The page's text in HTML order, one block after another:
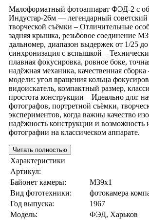
Малоформатный фотоаппарат ФЭД-2 с
Индустар-26м — легендарный советский
творческой съёмки – Отличительные
задняя крышка, резьбовое соединение
дальномер, диапазон выдержек от 1/25
синхронизация с вспышкой –
плавная фокусировка, ровное боке,
надёжная механика, качественная
модели: угол вращения кольца
видоискатель, компактный размер,
простота конструкции – Идеально для:
фотографов, портретной съёмки,
экспериментов, когда важны качество
надёжность конструкции и возможность
фотографии на классическом аппарате.
Читать полностью
Характеристики
Артикул:
Байонет камеры:
M39x1
Вид фототехники:
фотокамера
Год выпуска:
1967
Модель:
ФЭД, Харьков